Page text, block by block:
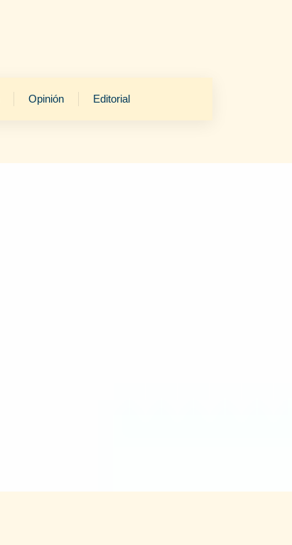
Opinión Editorial